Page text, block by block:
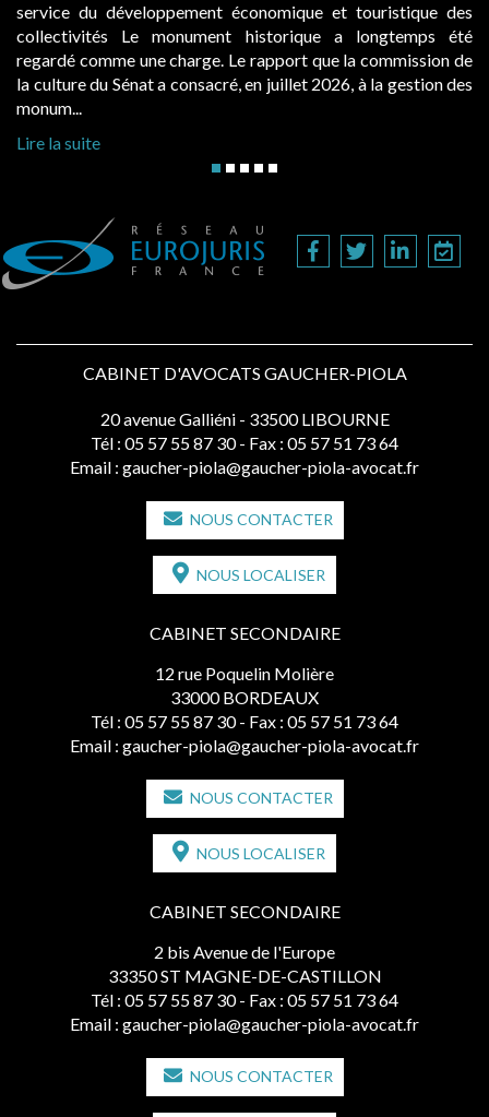
service du développement économique et touristique des
collectivités Le monument historique a longtemps été
regardé comme une charge. Le rapport que la commission de
la culture du Sénat a consacré, en juillet 2026, à la gestion des
monum...
Lire la suite
CABINET D'AVOCATS GAUCHER-PIOLA
20 avenue Galliéni - 33500 LIBOURNE
Tél : 05 57 55 87 30 - Fax : 05 57 51 73 64
Email : gaucher-piola@gaucher-piola-avocat.fr
NOUS CONTACTER
NOUS LOCALISER
CABINET SECONDAIRE
12 rue Poquelin Molière
33000 BORDEAUX
Tél : 05 57 55 87 30 - Fax : 05 57 51 73 64
Email : gaucher-piola@gaucher-piola-avocat.fr
NOUS CONTACTER
NOUS LOCALISER
CABINET SECONDAIRE
2 bis Avenue de l'Europe
33350 ST MAGNE-DE-CASTILLON
Tél : 05 57 55 87 30 - Fax : 05 57 51 73 64
Email : gaucher-piola@gaucher-piola-avocat.fr
NOUS CONTACTER